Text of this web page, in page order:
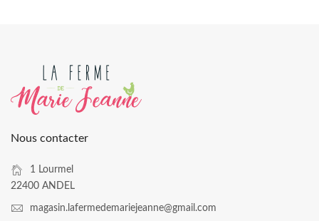
Nous contacter
1 Lourmel
22400 ANDEL
magasin.lafermedemariejeanne@gmail.com